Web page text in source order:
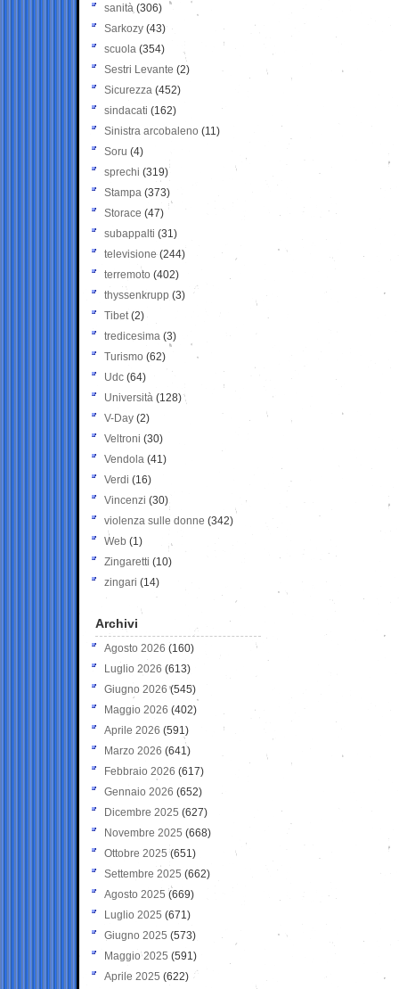
sanità (306)
Sarkozy (43)
scuola (354)
Sestri Levante (2)
Sicurezza (452)
sindacati (162)
Sinistra arcobaleno (11)
Soru (4)
sprechi (319)
Stampa (373)
Storace (47)
subappalti (31)
televisione(244)
terremoto (402)
thyssenkrupp (3)
Tibet(2)
tredicesima (3)
Turismo (62)
Udc (64)
Università (128)
V-Day (2)
Veltroni (30)
Vendola (41)
Verdi (16)
Vincenzi (30)
violenza sulle donne (342)
Web (1)
Zingaretti (10)
zingari (14)
Archivi
Agosto 2026 (160)
Luglio 2026 (613)
Giugno 2026 (545)
Maggio 2026 (402)
Aprile 2026 (591)
Marzo 2026 (641)
Febbraio 2026 (617)
Gennaio 2026 (652)
Dicembre 2025 (627)
Novembre 2025 (668)
Ottobre 2025 (651)
Settembre 2025 (662)
Agosto 2025 (669)
Luglio 2025 (671)
Giugno 2025 (573)
Maggio 2025 (591)
Aprile 2025 (622)